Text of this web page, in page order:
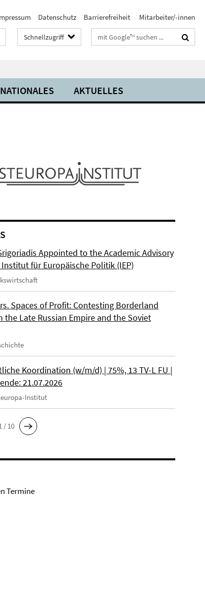
Datenschutz Barrierefreiheit Mitarbeiter/-innen
Schnellzugriff Suchbegriffe
AKTUELLES
Appointed to the Academic Advisory
für Europäische Politik (IEP)
Spaces of Profit: Contesting Borderland
the Late Russian Empire and the Soviet
Koordination (w/m/d) | 75%, 13 TV-L FU |
21.07.2026
Institut
/ 10
Termine